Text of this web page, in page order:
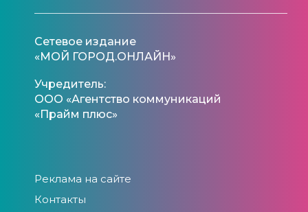
Сетевое издание
«МОЙ ГОРОД.ОНЛАЙН»
Учредитель:
ООО «Агентство коммуникаций
«Прайм плюс»
Реклама на сайте
Контакты